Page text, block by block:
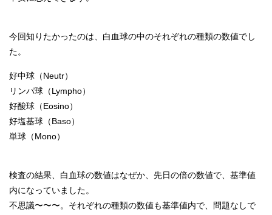
今回知りたかったのは、白血球の中のそれぞれの種類の数値でし
た。
好中球（Neutr）
リンパ球（Lympho）
好酸球（Eosino）
好塩基球（Baso）
単球（Mono）
検査の結果、白血球の数値はなぜか、先日の倍の数値で、基準値
内になっていました。
不思議〜〜〜。それぞれの種類の数値も基準値内で、問題なしで